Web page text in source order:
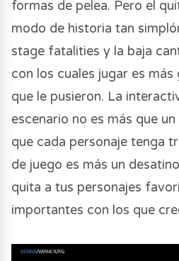
formas de pelea. Pero el
modo de historia tan
stage fatalities y la baja
con los cuales jugar es
que le pusieron. La
escenario no es más que
que cada personaje tenga
de juego es más un
quita a tus personajes
importantes con los que